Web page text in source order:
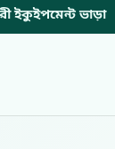
ইকুইপমেন্ট ভাড়া